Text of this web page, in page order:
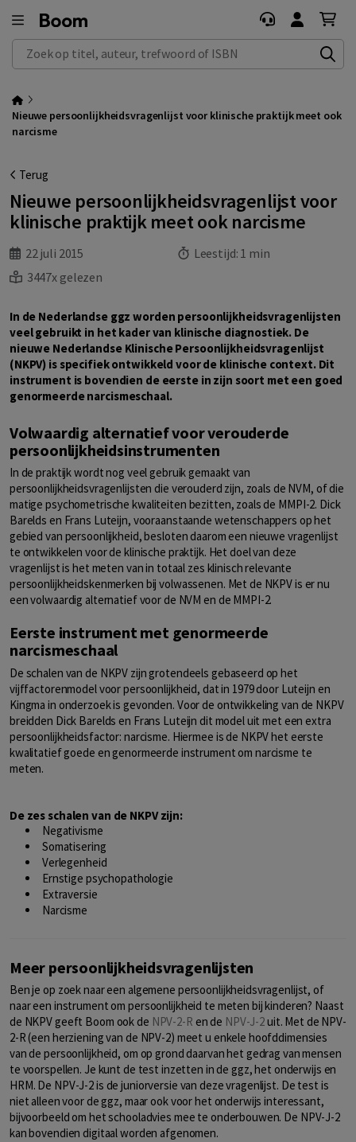
Zoek op titel, auteur, trefwoord of ISBN
Nieuwe persoonlijkheidsvragenlijst voor klinische praktijk meet ook
narcisme
Terug
Nieuwe persoonlijkheidsvragenlijst voor
klinische praktijk meet ook narcisme
22 juli 2015 Leestijd: 1 min
3447x gelezen
In de Nederlandse ggz worden persoonlijkheidsvragenlijsten
veel gebruikt in het kader van klinische diagnostiek. De
nieuwe Nederlandse Klinische Persoonlijkheidsvragenlijst
(NKPV) is specifiek ontwikkeld voor de klinische context. Dit
instrument is bovendien de eerste in zijn soort met een goed
genormeerde narcismeschaal.
Volwaardig alternatief voor verouderde
persoonlijkheidsinstrumenten
In de praktijk wordt nog veel gebruik gemaakt van
persoonlijkheidsvragenlijsten die verouderd zijn, zoals de NVM, of die
matige psychometrische kwaliteiten bezitten, zoals de MMPI-2. Dick
Barelds en Frans Luteijn, vooraanstaande wetenschappers op het
gebied van persoonlijkheid, besloten daarom een nieuwe vragenlijst
te ontwikkelen voor de klinische praktijk. Het doel van deze
vragenlijst is het meten van in totaal zes klinisch relevante
persoonlijkheidskenmerken bij volwassenen. Met de NKPV is er nu
een volwaardig alternatief voor de NVM en de MMPI-2.
Eerste instrument met genormeerde
narcismeschaal
De schalen van de NKPV zijn grotendeels gebaseerd op het
vijffactorenmodel voor persoonlijkheid, dat in 1979 door Luteijn en
Kingma in onderzoek is gevonden. Voor de ontwikkeling van de NKPV
breidden Dick Barelds en Frans Luteijn dit model uit met een extra
persoonlijkheidsfactor: narcisme. Hiermee is de NKPV het eerste
kwalitatief goede en genormeerde instrument om narcisme te
meten.
De zes schalen van de NKPV zijn:
Negativisme
Somatisering
Verlegenheid
Ernstige psychopathologie
Extraversie
Narcisme
Meer persoonlijkheidsvragenlijsten
Ben je op zoek naar een algemene persoonlijkheidsvragenlijst, of
naar een instrument om persoonlijkheid te meten bij kinderen? Naast
de NKPV geeft Boom ook de NPV-2-R en de NPV-J-2uit. Met de NPV-
2-R (een herziening van de NPV-2) meet u enkele hoofddimensies
van de persoonlijkheid, om op grond daarvan het gedrag van mensen
te voorspellen. Je kunt de test inzetten in de ggz, het onderwijs en
HRM. De NPV-J-2 is de juniorversie van deze vragenlijst. De test is
niet alleen voor de ggz, maar ook voor het onderwijs interessant,
bijvoorbeeld om het schooladvies mee te onderbouwen. De NPV-J-2
kan bovendien digitaal worden afgenomen.